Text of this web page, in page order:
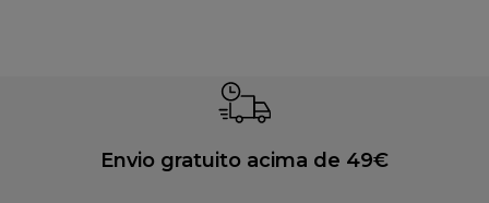
Envio gratuito acima de 49€